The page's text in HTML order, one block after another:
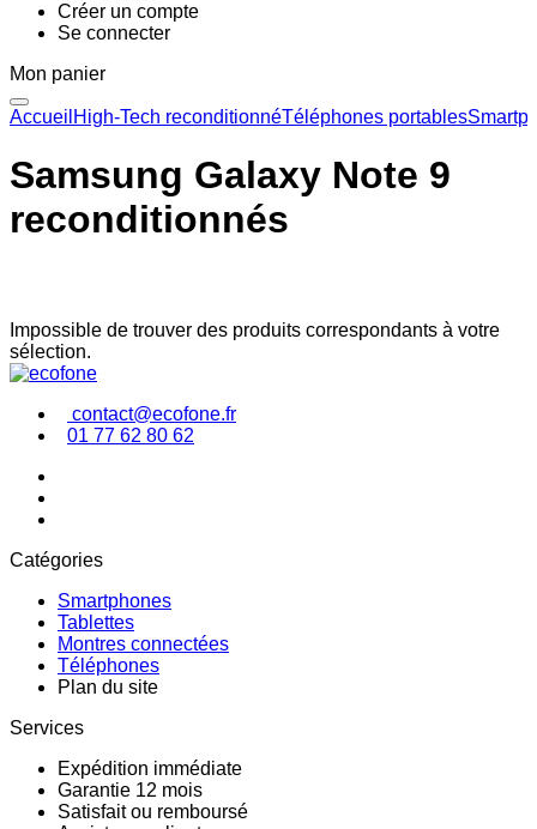
Créer un compte
Se connecter
Mon panier
Accueil High-Tech reconditionnéTéléphones portables
Samsung Galaxy Note 9
reconditionnés
Impossible de trouver des produits correspondants à votre
sélection.
contact@ecofone.fr
01 77 62 80 62
Catégories
Smartphones
Tablettes
Montres connectées
Téléphones
Plan du site
Services
Expédition immédiate
Garantie 12 mois
Satisfait ou remboursé